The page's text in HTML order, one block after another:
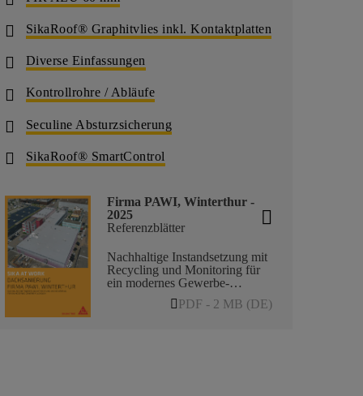
SikaRoof® Graphitvlies inkl. Kontaktplatten
Diverse Einfassungen
Kontrollrohre / Abläufe
Seculine Absturzsicherung
SikaRoof® SmartControl
Firma PAWI, Winterthur -
2025
Referenzblätter
Nachhaltige Instandsetzung mit
Recycling und Monitoring für
ein modernes Gewerbe-
PDF - 2 MB (DE)